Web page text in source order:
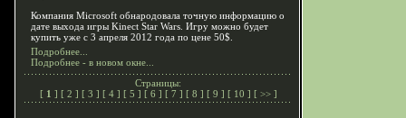
Компания Microsoft обнародовала точную информацию о
дате выхода игры Kinect Star Wars. Игру можно будет
купить уже с 3 апреля 2012 года по цене 50$.
Подробнее...
Подробнее - в новом окне...
Страницы:
[ 1 ] [ 2 ] [ 3 ] [ 4 ] [ 5 ] [ 6 ] [ 7 ] [ 8 ] [ 9 ] [ 10 ] [ >> ]